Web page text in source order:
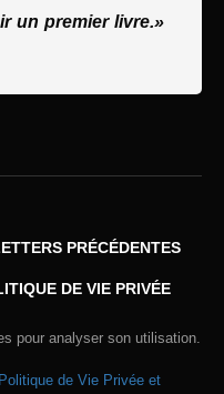
un premier livre.»
PRÉCÉDENTES
DE VIE PRIVÉE
pour analyser son utilisation.
Politique de Vie Privée et